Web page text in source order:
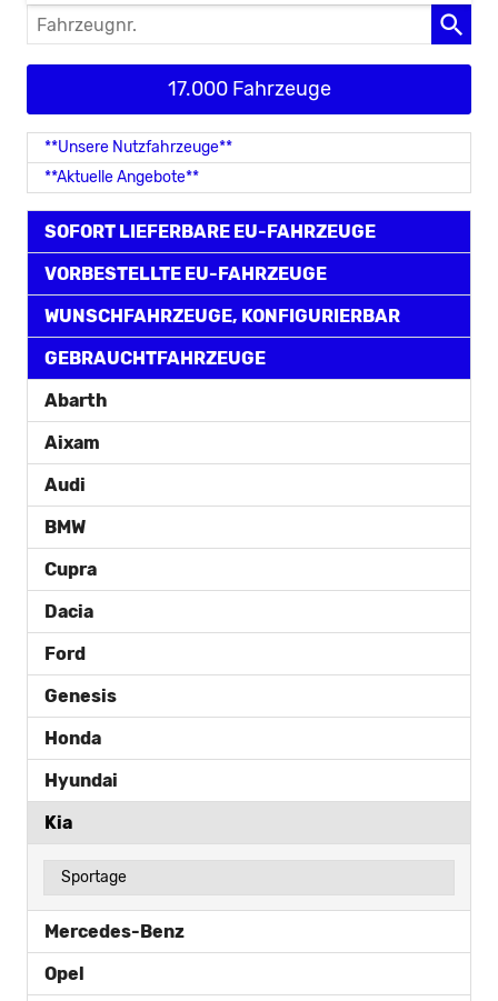
Fahrzeugnr.
17.000 Fahrzeuge
**Unsere Nutzfahrzeuge**
**Aktuelle Angebote**
SOFORT LIEFERBARE EU-FAHRZEUGE
VORBESTELLTE EU-FAHRZEUGE
WUNSCHFAHRZEUGE, KONFIGURIERBAR
GEBRAUCHTFAHRZEUGE
Abarth
Aixam
Audi
BMW
Cupra
Dacia
Ford
Genesis
Honda
Hyundai
Kia
Sportage
Mercedes-Benz
Opel